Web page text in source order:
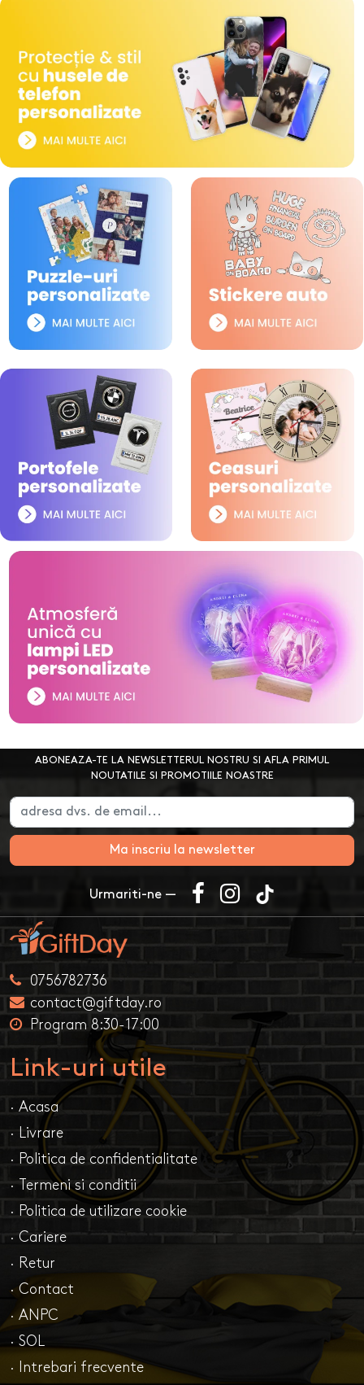
ABONEAZA-TE LA NEWSLETTERUL NOSTRU SI AFLA PRIMUL
NOUTATILE SI PROMOTIILE NOASTRE
Ma inscriu la newsletter
Urmariti-ne —
0756782736
contact@giftday.ro
Program 8:30-17:00
Link-uri utile
· Acasa
· Livrare
· Politica de confidentialitate
· Termeni si conditii
· Politica de utilizare cookie
· Cariere
· Retur
· Contact
· ANPC
· SOL
· Intrebari frecvente